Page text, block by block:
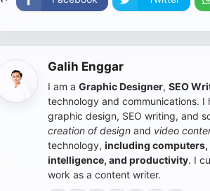
Galih Enggar
I am a Graphic Designer, SEO
technology and communications.
graphic design, SEO writing, and
creation of design and video
technology, including computers,
intelligence, and productivity. I
work as a content writer.